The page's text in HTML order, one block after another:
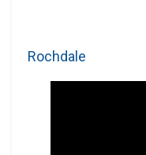
Rochdale